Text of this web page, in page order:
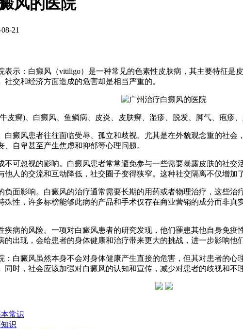
风的医院
21
表示：白癜风（vitiligo）是一种常见的色素性皮肤病，其主要特征是
交和经济方面造成的危害却是相当严重的。
皮癣)、白癜风、鱼鳞病、皮炎、皮肤癣、湿疹、脱发、脚气、疱疹
癜风患者往往面临受辱、孤立和歧视。尤其是在外貌观念重的社
自卑甚至产生焦虑和抑郁等心理问题。
可忽视的影响。白癜风患者常常避免参与一些需要暴露皮肤的社
人的交流和互动降低，社交圈子变得狭窄。这种社交隔离不仅增加
面影响。白癜风的治疗通常需要长期的用药或者物理治疗，这些
性，许多标榜能够此病的产品和手术仅存在商业营销的成分而非
病的风险。一项对白癜风患者的研究发现，他们罹患其他自身免
出现，会给患者的身体健康和治疗带来更大的挑战，进一步影响他
：白癜风虽然本身不会对身体健康产生直接的危害，但其对患者的
时，社会应该加强对白癜风的认知和宣传，减少对患者的歧视和不
常识
识